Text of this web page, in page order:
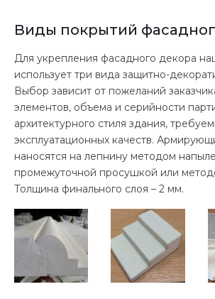
Виды покрытий
Для укрепления фасадного декора
использует три вида защитно-
Выбор зависит от пожеланий
элементов, объема и серийности
архитектурного стиля здания,
эксплуатационных качеств.
наносятся на лепнину методом
промежуточной просушкой или
Толщина финального слоя – 2 мм.